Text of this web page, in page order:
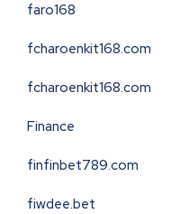
faro168
fcharoenkit168.com
fcharoenkit168.com
Finance
finfinbet789.com
fiwdee.bet